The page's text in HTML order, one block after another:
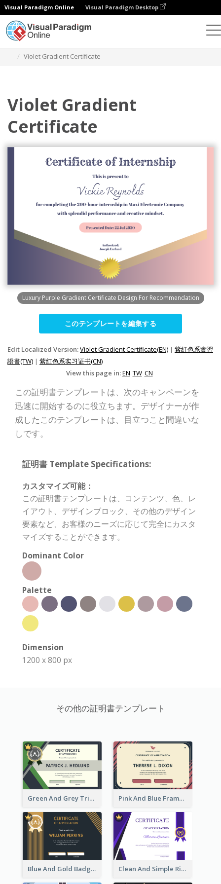
Visual Paradigm Online Visual Paradigm Desktop
Violet Gradient Certificate
Violet Gradient
Certificate
Luxury Purple Gradient Certificate Design For Recommendation
このテンプレートを編集する
Edit Localized Version:Violet Gradient Certificate(EN) | 紫紅色系實習
證書(TW) | 紫红色系实习证书(CN)
View this page in:EN TW CN
この証明書テンプレートは、次のキャンペーンを
迅速に開始するのに役立ちます。デザイナーが作
成したこのテンプレートは、目立つこと間違いな
しです。
証明書 Template Specifications:
カスタマイズ可能：
この証明書テンプレートは、コンテンツ、色、レ
イアウト、デザインブロック、その他のデザイン
要素など、お客様のニーズに応じて完全にカスタ
マイズすることができます。
Dominant Color
Palette
Dimension
1200 x 800 px
その他の証明書テンプレート
Green And Grey Triangles With Badge Certificate Pink And Blue Frame Company Certificate
Blue And Gold Badge Appreciation Certificate Clean And Simple Ribbon Certificate Design Ideas